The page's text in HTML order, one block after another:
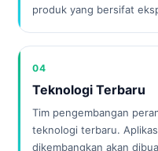
produk yang bersifat
04
Teknologi Terbaru
Tim pengembangan
teknologi terbaru.
dikembangkan akan